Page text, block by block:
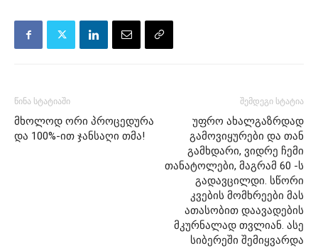
წინა სტატიაში
მხოლოდ ორი პროცედურა
და 100%-ით ჯანსაღი თმა!
შემდეგი სტატია
უფრო ახალგაზრდად
გამოვიყურები და თან
გამხდარი, ვიდრე ჩემი
თანატოლები, მაგრამ 60 -ს
გადავცილდი. სწორი
კვების მომხრეები მას
ათასობით დაავადების
მკურნალად თვლიან. ასე
სიბერეში შემიყვარდა